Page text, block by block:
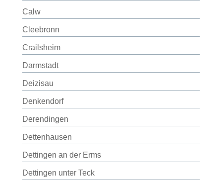
Calw
Cleebronn
Crailsheim
Darmstadt
Deizisau
Denkendorf
Derendingen
Dettenhausen
Dettingen an der Erms
Dettingen unter Teck